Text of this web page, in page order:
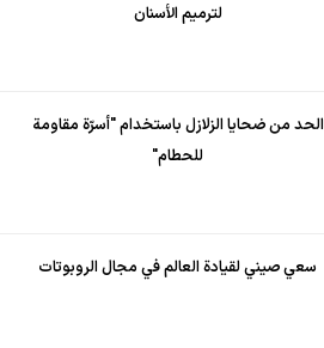
لترميم الأسنان
الحد من ضحايا الزلازل باستخدام "أسرّة مقاومة
للحطام"
سعي صيني لقيادة العالم في مجال الروبوتات